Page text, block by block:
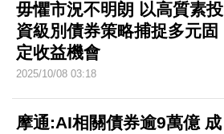
毋懼市況不明朗 以高質素投
資級別債券策略捕捉多元固
定收益機會
2025/10/08 03:18
摩通:AI相關債券逾9萬億 成